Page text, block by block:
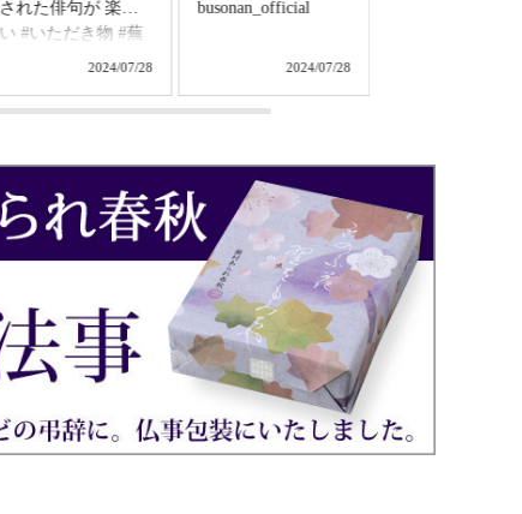
busonan_official
2024/07/28
(*Ü*)ﾉohayoϋ♡ ・
ません🌧☁️ ・ でも
が🪟 ・ *・。*・。
ポストカード ミッ
フィーちゃんと一緒
に(･×･) ・ pic2 昨夜
の晩酌🍺 春の味で
きました🌸 ホッコ
リする言葉☺️♡ #天
皇誕生日🎌 #ポスト
カード #ミッフィー
ちゃん #昨夜の晩酌
🍺 #金麦 #春の味で
きました♡
2024/07/28
気持ちはなんな
しょう ふわふわ
てます💭💭💭⁡ ⁡何
しら目標でも立
ば気持ちとか何
笑⁡ ⁡⁡ ⁡ #蕪村あら